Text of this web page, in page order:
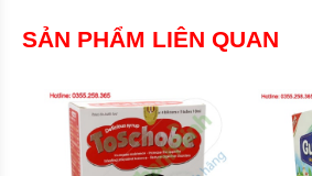
SẢN PHẨM LIÊN QUAN